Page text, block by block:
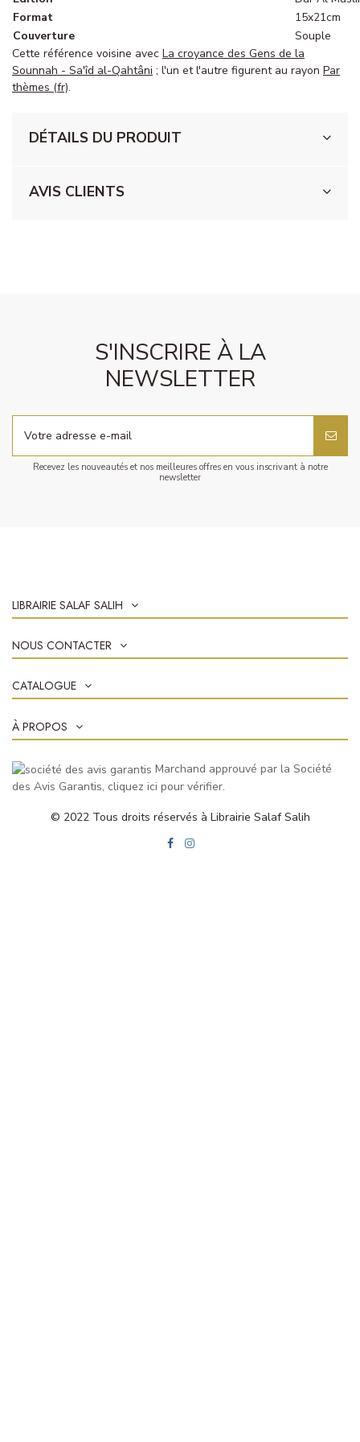
Format
15x21cm
Couverture
Souple
Cette référence voisine avec La croyance des Gens de la
Sounnah - Sa'îd al-Qahtâni ; l'un et l'autre figurent au rayon Par
thèmes (fr).
DÉTAILS DU PRODUIT
AVIS CLIENTS
S'INSCRIRE À LA
NEWSLETTER
Recevez les nouveautés et nos meilleures offres en vous inscrivant à notre
newsletter
LIBRAIRIE SALAF SALIH
NOUS CONTACTER
CATALOGUE
À PROPOS
Marchand approuvé par la Société
des Avis Garantis, cliquez ici pour vérifier.
© 2022 Tous droits réservés à Librairie Salaf Salih